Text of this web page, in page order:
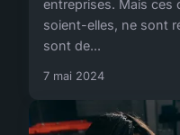
entreprises. Mais ces
soient-elles, ne sont
sont de...
7 mai 2024